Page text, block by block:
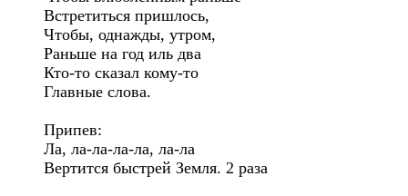
Встретиться пришлось,
Чтобы, однажды, утром,
Раньше на год иль два
Кто-то сказал кому-то
Главные слова.
Припев:
Ла, ла-ла-ла-ла, ла-ла
Вертится быстрей Земля. 2 раза